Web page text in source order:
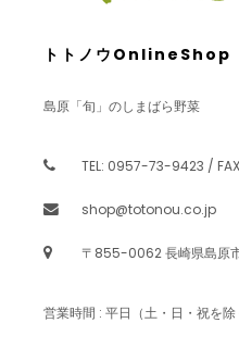
トトノウOnlineShop
島原「旬」のしまばら野菜
TEL: 0957-73-9423 /
shop@totonou.co.jp
〒855-0062 長崎県島原
営業時間 : 平日（土・日・祝を